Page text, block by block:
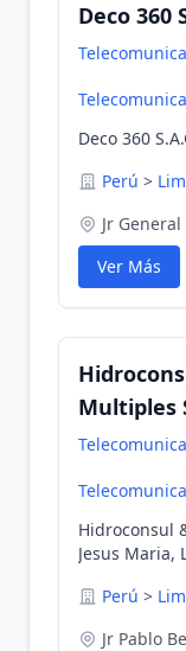
Deco 360
Deco 360
Perú >
Jr
Ver Más
Multiples
Hidroconsul
Jesus Maria,
Perú >
Jr Pablo